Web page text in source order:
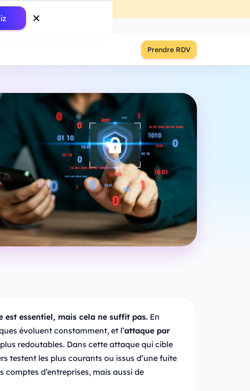
11Août
Prendre RDV
est essentiel, mais cela ne suffit pas.En
évoluent constamment, et l’attaque par
redoutables. Dans cette attaque qui cible
testent les plus courants ou issus d’une fuite
comptes d’entreprises, mais aussi de